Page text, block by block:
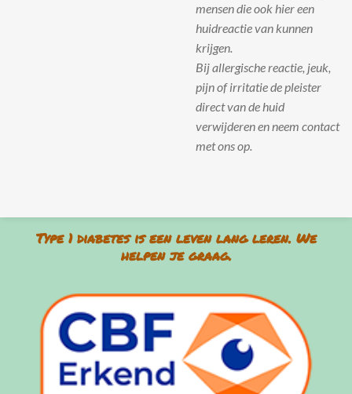
mensen die ook hier een
huidreactie van kunnen
krijgen.
Bij allergische reactie, jeuk,
pijn of irritatie de pleister
direct van de huid
verwijderen en neem contact
met ons op.
Type 1 diabetes is een leven lang leren. We
helpen je graag.